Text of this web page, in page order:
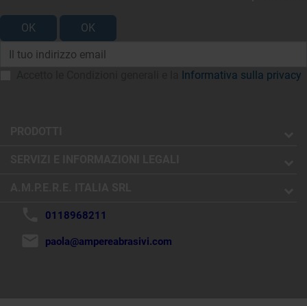
Informativa sulla privacy
0118968211
paola@ampereabrasivi.com